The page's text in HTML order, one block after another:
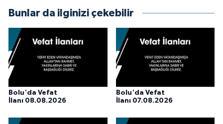
Bunlar da ilginizi çekebilir
Bolu'da Vefat
İlanı 08.08.2026
Bolu'da Vefat
İlanı 07.08.2026